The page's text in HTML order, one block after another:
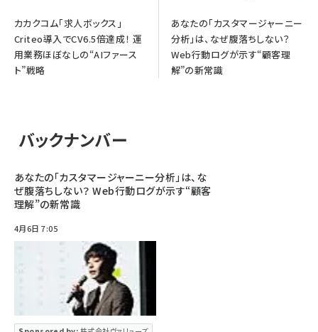
カカクコム「求人ボックス」
Criteo導入でCV6.5倍達成！ 運
用業務ほぼなしの“AIファース
ト”戦略
あなたの「カスタマージャーニー
分析」は、なぜ腹落ちしない？
Web行動ログが示す“顧客理
解”の新常識
バックナンバー
あなたの「カスタマージャーニー分析」は、な
ぜ腹落ちしない？ Web行動ログが示す“顧客
理解”の新常識
4月6日 7:05